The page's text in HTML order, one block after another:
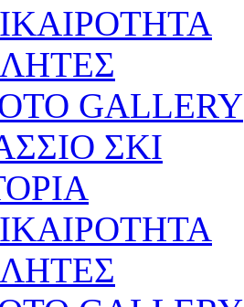
GALLERY
ΣΚΙ